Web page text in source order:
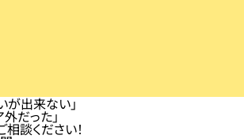
が出来ない」
だった」
談ください！